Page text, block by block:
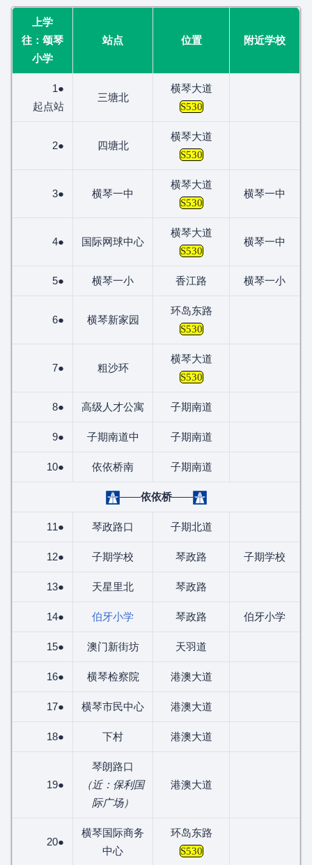
上学
往：颂琴
小学
站点 位置 附近学校
1●
起点站
三塘北
横琴大道
S530
2● 四塘北
横琴大道
S530
3● 横琴一中
横琴大道
S530
横琴一中
4● 国际网球中心
横琴大道
S530
横琴一中
5● 横琴一小 香江路 横琴一小
6● 横琴新家园
环岛东路
S530
7● 粗沙环
横琴大道
S530
8● 高级人才公寓 子期南道
9● 子期南道中 子期南道
10● 依依桥南 子期南道
——依依桥——
11● 琴政路口 子期北道
12● 子期学校 琴政路 子期学校
13● 天星里北 琴政路
14● 伯牙小学 琴政路 伯牙小学
15● 澳门新街坊 天羽道
16● 横琴检察院 港澳大道
17● 横琴市民中心 港澳大道
18● 下村 港澳大道
19●
琴朗路口
（近：保利国
际广场）
港澳大道
20●
横琴国际商务
中心
环岛东路
S530